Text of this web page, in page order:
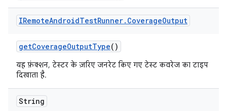
IRemoteAndroidTestRunner. CoverageOutput
getCoverageOutputType()
यह फ़ंक्शन, टेस्टर के ज़रिए जनरेट किए गए टेस्ट कवरेज का टाइप
दिखाता है.
String